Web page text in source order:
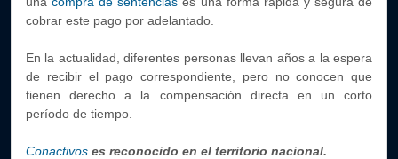
cobrar este pago por adelantado.
En la actualidad, diferentes personas llevan años a la espera
de recibir el pago correspondiente, pero no conocen que
tienen derecho a la compensación directa en un corto
período de tiempo.
Conactivos es reconocido en el territorio nacional.